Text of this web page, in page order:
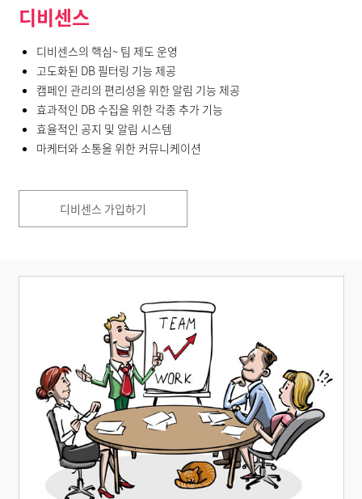
디비센스
디비센스의 핵심~ 팀 제도 운영
고도화된 DB 필터링 기능 제공
캠페인 관리의 편리성을 위한 알림 기능 제공
효과적인 DB 수집을 위한 각종 추가 기능
효율적인 공지 및 알림 시스템
마케터와 소통을 위한 커뮤니케이션
디비센스 가입하기